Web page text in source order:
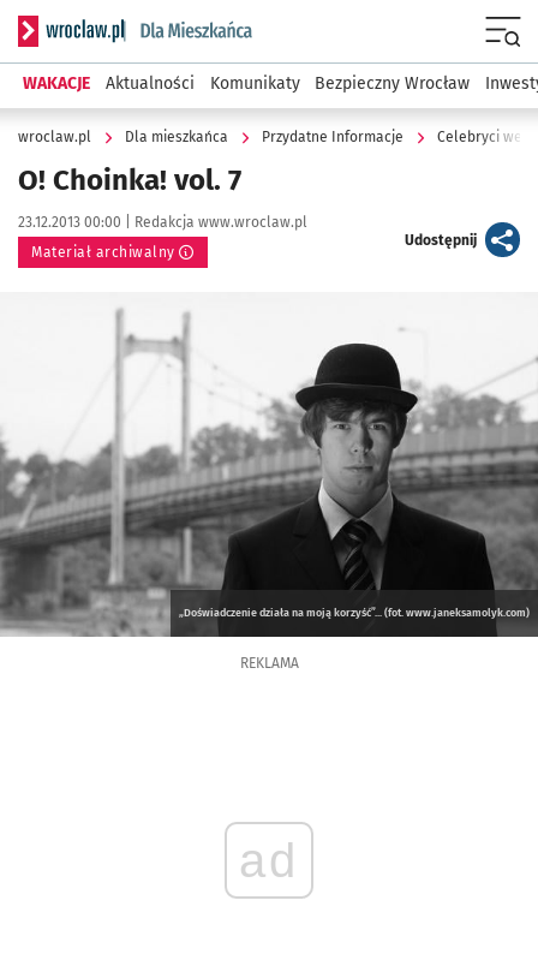
Serwis informacyjny wroclaw.pl podserwis: Dla mieszkańca
WAKACJE Aktualności Komunikaty Bezpieczny Wrocław
wroclaw.pl Dla mieszkańca Przydatne Informacje Celebryci we
O! Choinka! vol. 7
Data publikacji:
23.12.2013 00:00 | Autor:
Redakcja www.wroclaw.pl
Materiał archiwalny
Udostępnijartykuł
Kliknij, aby powiększyć
„Doświadczenie działa na moją korzyść”... (fot. www.janeksamolyk.com)
REKLAMA
ad